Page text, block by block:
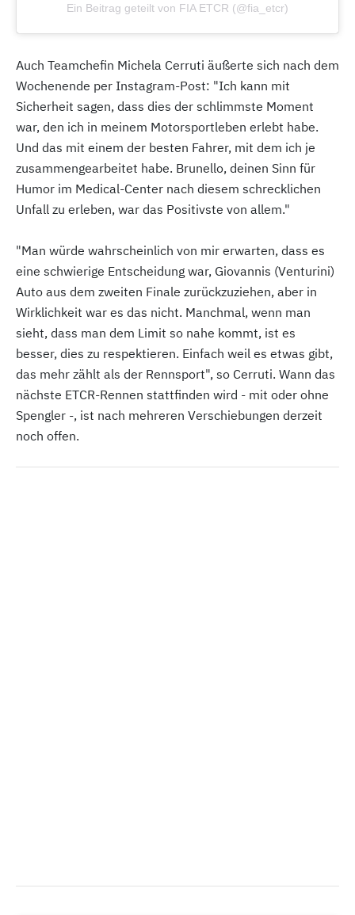
Ein Beitrag geteilt von FIA ETCR (@fia_etcr)
Auch Teamchefin Michela Cerruti äußerte sich nach dem
Wochenende per Instagram-Post: "Ich kann mit
Sicherheit sagen, dass dies der schlimmste Moment
war, den ich in meinem Motorsportleben erlebt habe.
Und das mit einem der besten Fahrer, mit dem ich je
zusammengearbeitet habe. Brunello, deinen Sinn für
Humor im Medical-Center nach diesem schrecklichen
Unfall zu erleben, war das Positivste von allem."
"Man würde wahrscheinlich von mir erwarten, dass es
eine schwierige Entscheidung war, Giovannis (Venturini)
Auto aus dem zweiten Finale zurückzuziehen, aber in
Wirklichkeit war es das nicht. Manchmal, wenn man
sieht, dass man dem Limit so nahe kommt, ist es
besser, dies zu respektieren. Einfach weil es etwas gibt,
das mehr zählt als der Rennsport", so Cerruti. Wann das
nächste ETCR-Rennen stattfinden wird - mit oder ohne
Spengler -, ist nach mehreren Verschiebungen derzeit
noch offen.